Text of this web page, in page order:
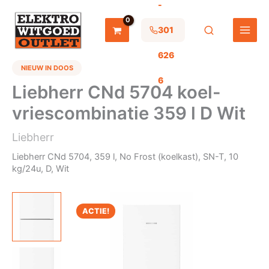
inhoud
-
301
626
6
NIEUW IN DOOS
Liebherr CNd 5704 koel-
vriescombinatie 359 l D Wit
Liebherr
Liebherr CNd 5704, 359 l, No Frost (koelkast), SN-T, 10
kg/24u, D, Wit
ACTIE!